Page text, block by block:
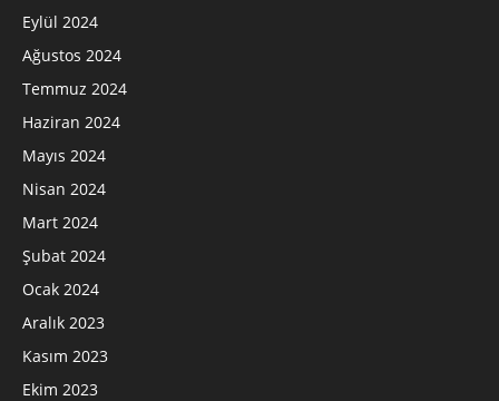
Eylül 2024
Ağustos 2024
Temmuz 2024
Haziran 2024
Mayıs 2024
Nisan 2024
Mart 2024
Şubat 2024
Ocak 2024
Aralık 2023
Kasım 2023
Ekim 2023